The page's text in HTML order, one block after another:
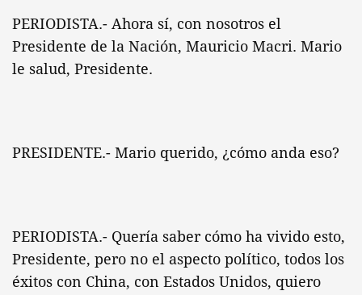
PERIODISTA.- Ahora sí, con nosotros el
Presidente de la Nación, Mauricio Macri. Mario
le salud, Presidente.
PRESIDENTE.- Mario querido, ¿cómo anda eso?
PERIODISTA.- Quería saber cómo ha vivido esto,
Presidente, pero no el aspecto político, todos los
éxitos con China, con Estados Unidos, quiero